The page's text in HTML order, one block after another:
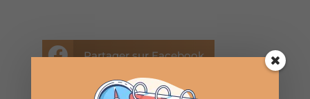
 Partager sur Facebook
Envoyer par WhatsApp